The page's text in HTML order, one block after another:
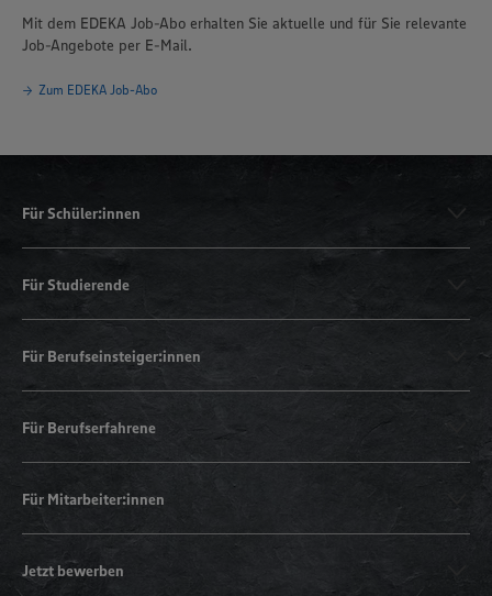
Mit dem EDEKA Job-Abo erhalten Sie aktuelle und für Sie relevante
Job-Angebote per E-Mail.
Zum EDEKA Job-Abo
Für Schüler:innen
Für Studierende
Für Berufseinsteiger:innen
Für Berufserfahrene
Für Mitarbeiter:innen
Jetzt bewerben